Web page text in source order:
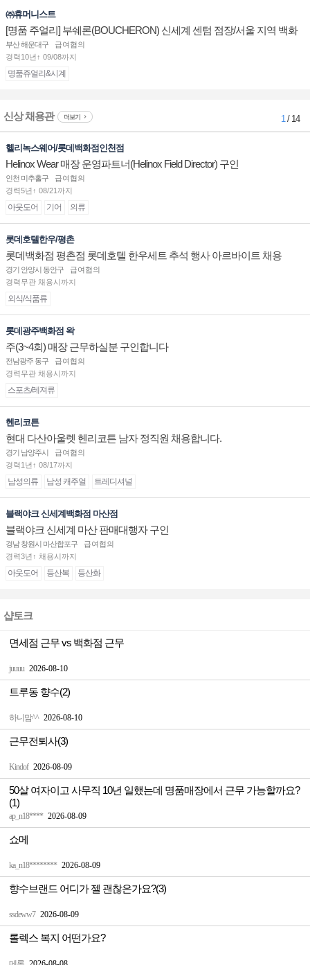
㈜휴머니스트
[명품 주얼리] 부쉐론(BOUCHERON) 신세계 센텀 점장/서울 지역 백화
점 판매사원 채용
부산 해운대구
급여협의
경력10년↑ 09/08까지
명품쥬얼리&시계
신상 채용관 더보기 1/ 14
헬리녹스웨어/롯데백화점인천점
Helinox Wear 매장 운영파트너(Helinox Field Director) 구인
인천 미추홀구
급여협의
경력5년↑ 08/21까지
아웃도어 기어 의류
롯데호텔한우/평촌
롯데백화점 평촌점 롯데호텔 한우세트 추석 행사 아르바이트 채용
경기 안양시 동안구
급여협의
경력무관 채용시까지
외식/식품류
롯데광주백화점 왁
주(3~4회) 매장 근무하실분 구인합니다
전남광주 동구
급여협의
경력무관 채용시까지
스포츠/레져류
헨리코튼
현대 다산아울렛 헨리코튼 남자 정직원 채용합니다.
경기 남양주시
급여협의
경력1년↑ 08/17까지
남성의류 남성 캐주얼 트레디셔널
블랙야크 신세계백화점 마산점
블랙야크 신세계 마산 판매대행자 구인
경남 창원시 마산합포구
급여협의
경력3년↑ 채용시까지
아웃도어 등산복 등산화
샵토크
juuuu 2026-08-10
면세점 근무 vs 백화점 근무
하니맘^^ 2026-08-10
트루동 향수(2)
Kindof 2026-08-09
근무전퇴사(3)
ap_n18**** 2026-08-09
50살 여자이고 사무직 10년 일했는데 명품매장에서 근무 가능할까요?
(1)
ka_n18******** 2026-08-09
쇼메
ssdeww7 2026-08-09
향수브랜드 어디가 젤 괜찮은가요?(3)
롤렉스 복지 어떤가요?